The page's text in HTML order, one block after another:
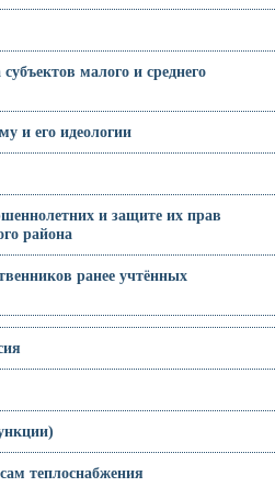
малого и среднего
и его идеологии
и защите их прав
района
ранее учтённых
теплоснабжения